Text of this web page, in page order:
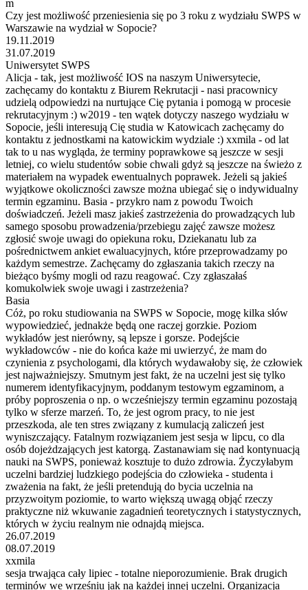
m
Czy jest możliwość przeniesienia się po 3 roku z wydziału SWPS w
Warszawie na wydział w Sopocie?
19.11.2019
31.07.2019
Uniwersytet SWPS
Alicja - tak, jest możliwość IOS na naszym Uniwersytecie,
zachęcamy do kontaktu z Biurem Rekrutacji - nasi pracownicy
udzielą odpowiedzi na nurtujące Cię pytania i pomogą w procesie
rekrutacyjnym :) w2019 - ten wątek dotyczy naszego wydziału w
Sopocie, jeśli interesują Cię studia w Katowicach zachęcamy do
kontaktu z jednostkami na katowickim wydziale :) xxmila - od lat
tak to u nas wygląda, że terminy poprawkowe są jeszcze w sesji
letniej, co wielu studentów sobie chwali gdyż są jeszcze na świeżo z
materiałem na wypadek ewentualnych poprawek. Jeżeli są jakieś
wyjątkowe okoliczności zawsze można ubiegać się o indywidualny
termin egzaminu. Basia - przykro nam z powodu Twoich
doświadczeń. Jeżeli masz jakieś zastrzeżenia do prowadzących lub
samego sposobu prowadzenia/przebiegu zajęć zawsze możesz
zgłosić swoje uwagi do opiekuna roku, Dziekanatu lub za
pośrednictwem ankiet ewaluacyjnych, które przeprowadzamy po
każdym semestrze. Zachęcamy do zgłaszania takich rzeczy na
bieżąco byśmy mogli od razu reagować. Czy zgłaszałaś
komukolwiek swoje uwagi i zastrzeżenia?
Basia
Cóż, po roku studiowania na SWPS w Sopocie, mogę kilka słów
wypowiedzieć, jednakże będą one raczej gorzkie. Poziom
wykładów jest nierówny, są lepsze i gorsze. Podejście
wykładowców - nie do końca każe mi uwierzyć, że mam do
czynienia z psychologami, dla których wydawałoby się, że człowiek
jest najważniejszy. Smutnym jest fakt, że na uczelni jest się tylko
numerem identyfikacyjnym, poddanym testowym egzaminom, a
próby poproszenia o np. o wcześniejszy termin egzaminu pozostają
tylko w sferze marzeń. To, że jest ogrom pracy, to nie jest
przeszkoda, ale ten stres związany z kumulacją zaliczeń jest
wyniszczający. Fatalnym rozwiązaniem jest sesja w lipcu, co dla
osób dojeżdzających jest katorgą. Zastanawiam się nad kontynuacją
nauki na SWPS, ponieważ kosztuje to dużo zdrowia. Życzyłabym
uczelni bardziej ludzkiego podejścia do człowieka - studenta i
zważenia na fakt, że jeśli pretendują do bycia uczelnia na
przyzwoitym poziomie, to warto większą uwagą objąć rzeczy
praktyczne niż wkuwanie zagadnień teoretycznych i statystycznych,
których w życiu realnym nie odnajdą miejsca.
26.07.2019
08.07.2019
xxmila
sesja trwająca cały lipiec - totalne nieporozumienie. Brak drugich
terminów we wrześniu jak na każdej innej uczelni. Organizacja